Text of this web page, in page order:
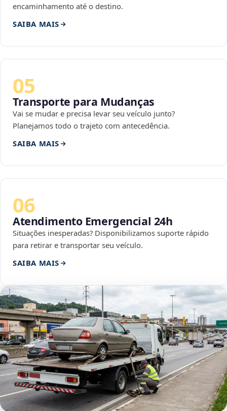
encaminhamento até o destino.
SAIBA MAIS
05
Transporte para Mudanças
Vai se mudar e precisa levar seu veículo junto?
Planejamos todo o trajeto com antecedência.
SAIBA MAIS
06
Atendimento Emergencial 24h
Situações inesperadas? Disponibilizamos suporte rápido
para retirar e transportar seu veículo.
SAIBA MAIS